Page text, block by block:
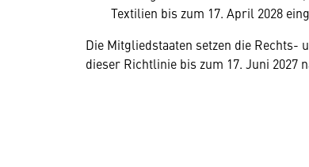
Textilien bis zum 17. April 2028
Die Mitgliedstaaten setzen die
dieser Richtlinie bis zum 17. Juni 2027